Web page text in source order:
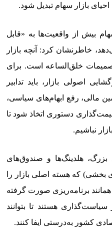
بازار سهام تبدیل شود.
سهام بیش از واقعیت‌ها به «قابل‌
خاطرنشان کرد: آنچه بازار
خلق‌الساعه است. برای
اصولی بازار، باید تدابیر
مالی، رفع ابهام‌های سیاسی،
دستوری اتخاذ شود تا
نباشیم.
بزرگ، هلدینگ‌ها و صندوق‌های
بخشی) که هسته اصلی بازار را
برنامه‌ریزی صورت گرفته
سیاست‌گذاری هستند تا بتوانند
کشور به‌درستی ایفا کنند.